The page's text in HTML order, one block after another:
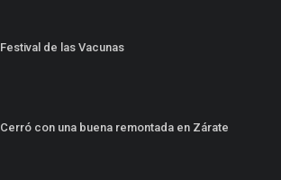
Festival de las Vacunas
Cerró con una buena remontada en Zárate